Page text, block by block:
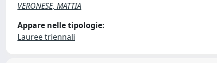
VERONESE, MATTIA
Appare nelle tipologie:
Lauree triennali